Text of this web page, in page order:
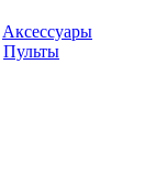
Аксессуары
Пульты